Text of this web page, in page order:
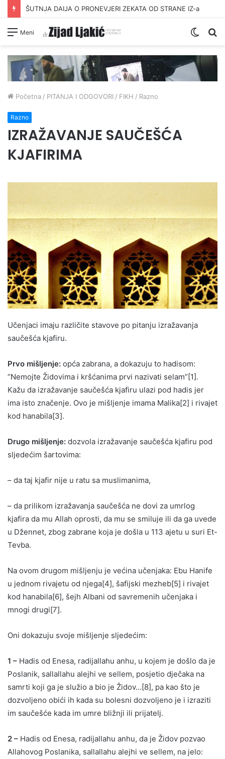
ŠUTNJA DAIJA O PRONEVJERI ZEKATA OD STRANE IZ-a
Meni
Switch
Početna / PITANJA I ODGOVORI / FIKH / Razno
Razno
IZRAŽAVANJE SAUČEŠĆA
KJAFIRIMA
Učenjaci imaju različite stavove po pitanju izražavanja
saučešća kjafiru.
Prvo mišljenje: opća zabrana, a dokazuju to hadisom:
“Nemojte Židovima i kršćanima prvi nazivati selam”[1].
Kažu da izražavanje saučešća kjafiru ulazi pod hadis jer
ima isto značenje. Ovo je mišljenje imama Malika[2] i rivajet
kod hanabila[3].
Drugo mišljenje: dozvola izražavanje saučešća kjafiru pod
sljedećim šartovima:
– da taj kjafir nije u ratu sa muslimanima,
– da prilikom izražavanja saučešća ne dovi za umrlog
kjafira da mu Allah oprosti, da mu se smiluje ili da ga uvede
u Džennet, zbog zabrane koja je došla u 113 ajetu u suri Et-
Tevba.
Na ovom drugom mišljenju je većina učenjaka: Ebu Hanife
u jednom rivajetu od njega[4], šafijski mezheb[5] i rivajet
kod hanabila[6], šejh Albani od savremenih učenjaka i
mnogi drugi[7].
Oni dokazuju svoje mišljenje sljedećim:
1 – Hadis od Enesa, radijallahu anhu, u kojem je došlo da je
Poslanik, sallallahu alejhi ve sellem, posjetio dječaka na
samrti koji ga je služio a bio je Židov…[8], pa kao što je
dozvoljeno obići ih kada su bolesni dozvoljeno je i izraziti
im saučešće kada im umre bližnji ili prijatelj.
2 – Hadis od Enesa, radijallahu anhu, da je Židov pozvao
Allahovog Poslanika, sallallahu alejhi ve sellem, na jelo: